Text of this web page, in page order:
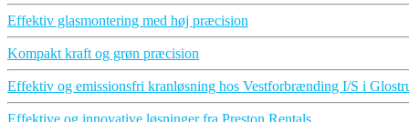
Effektiv glasmontering med høj præcision
Kompakt kraft og grøn præcision
Effektiv og emissionsfri kranløsning hos Vestforbrænding I/S i
Effektive og innovative løsninger fra Preston Rentals